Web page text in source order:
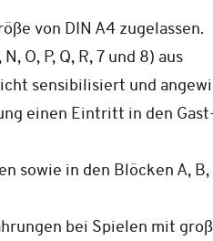
von DIN A4 zugelassen.
O, P, Q, R, 7 und 8) aus
sensibilisiert und
einen Eintritt in den
sowie in den Blöcken A, B,
bei Spielen mit